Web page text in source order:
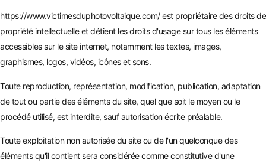
https://www.victimesduphotovoltaique.com/est propriétaire des droits de
propriété intellectuelle et détient les droits d'usage sur tous les éléments
accessibles sur le site internet, notamment les textes, images,
graphismes, logos, vidéos, icônes et sons.
Toute reproduction, représentation, modification, publication, adaptation
de tout ou partie des éléments du site, quel que soit le moyen ou le
procédé utilisé, est interdite, sauf autorisation écrite préalable.
Toute exploitation non autorisée du site ou de l'un quelconque des
éléments qu'il contient sera considérée comme constitutive d'une